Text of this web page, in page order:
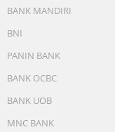
BANK MANDIRI
BNI
PANIN BANK
BANK OCBC
BANK UOB
MNC BANK